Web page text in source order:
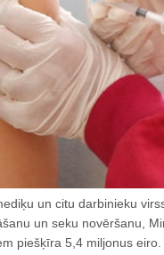
un citu darbinieku
un seku novēršanu,
piešķīra 5,4 miljonus eiro.